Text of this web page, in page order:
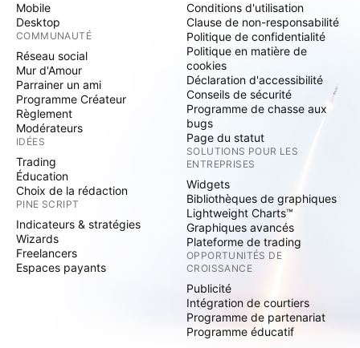
Mobile
Desktop
COMMUNAUTÉ
Réseau social
Mur d'Amour
Parrainer un ami
Programme Créateur
Règlement
Modérateurs
IDÉES
Trading
Éducation
Choix de la rédaction
PINE SCRIPT
Indicateurs & stratégies
Wizards
Freelancers
Espaces payants
Conditions d'utilisation
Clause de non-responsabilité
Politique de confidentialité
Politique en matière de
cookies
Déclaration d'accessibilité
Conseils de sécurité
Programme de chasse aux
bugs
Page du statut
SOLUTIONS POUR LES
ENTREPRISES
Widgets
Bibliothèques de graphiques
Lightweight Charts™
Graphiques avancés
Plateforme de trading
OPPORTUNITÉS DE
CROISSANCE
Publicité
Intégration de courtiers
Programme de partenariat
Programme éducatif